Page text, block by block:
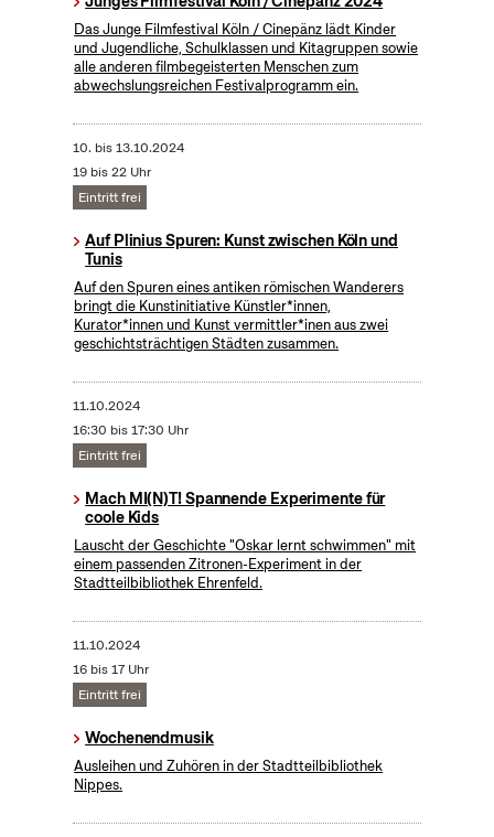
Das Junge Filmfestival Köln / Cinepänz lädt Kinder
und Jugendliche, Schulklassen und Kitagruppen sowie
alle anderen filmbegeisterten Menschen zum
abwechslungsreichen Festivalprogramm ein.
10. bis13.10.2024
19 bis 22 Uhr
Eintritt frei
Auf Plinius Spuren: Kunst zwischen Köln und
Tunis
Auf den Spuren eines antiken römischen Wanderers
bringt die Kunstinitiative Künstler*innen,
Kurator*innen und Kunst vermittler*inen aus zwei
geschichtsträchtigen Städten zusammen.
11.10.2024
16:30 bis 17:30 Uhr
Eintritt frei
Mach MI(N)T! Spannende Experimente für
coole Kids
Lauscht der Geschichte "Oskar lernt schwimmen" mit
einem passenden Zitronen-Experiment in der
Stadtteilbibliothek Ehrenfeld.
11.10.2024
16 bis 17 Uhr
Eintritt frei
Wochenendmusik
Ausleihen und Zuhören in der Stadtteilbibliothek
Nippes.